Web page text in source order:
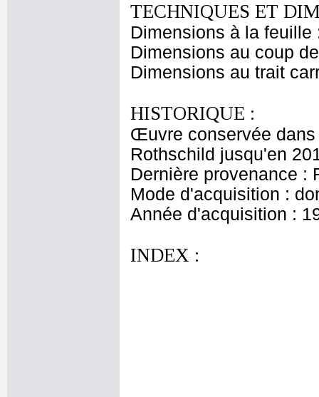
TECHNIQUES ET
Dimensions à la
Dimensions au coup
Dimensions au trait
HISTORIQUE :
Œuvre conservée dans
Rothschild jusqu'en
Dernière provenance :
Mode d'acquisition :
Année d'acquisition :
INDEX :